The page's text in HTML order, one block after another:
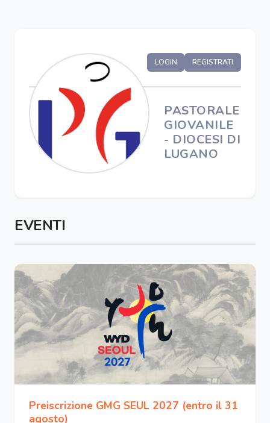
LOGIN REGISTRATI
PASTORALE
GIOVANILE
- DIOCESI DI
LUGANO
EVENTI
Preiscrizione GMG SEUL 2027 (entro il 31
agosto)